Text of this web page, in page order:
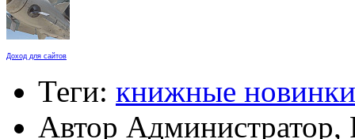
Доход для сайтов
Теги: книжные новинки
Автор